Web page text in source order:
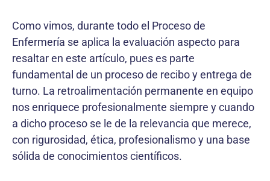
Como vimos, durante todo el Proceso de
Enfermería se aplica la evaluación aspecto para
resaltar en este artículo, pues es parte
fundamental de un proceso de recibo y entrega de
turno. La retroalimentación permanente en equipo
nos enriquece profesionalmente siempre y cuando
a dicho proceso se le de la relevancia que merece,
con rigurosidad, ética, profesionalismo y una base
sólida de conocimientos científicos.